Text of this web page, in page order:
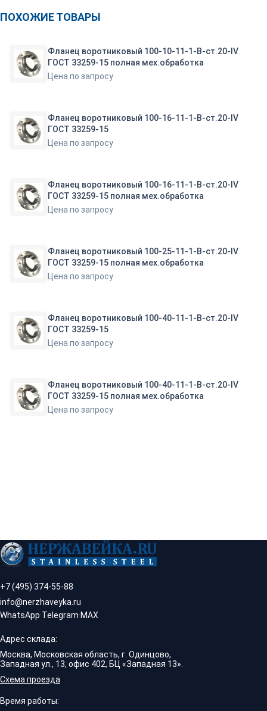
ПОХОЖИЕ ТОВАРЫ
Фланец воротниковый 100-10-11-1-B-ст.20-IV
ГОСТ 33259-15 полная мех.обработка
Цена по запросу
Фланец воротниковый 100-16-11-1-B-ст.20-IV
ГОСТ 33259-15
Цена по запросу
Фланец воротниковый 100-16-11-1-B-ст.20-IV
ГОСТ 33259-15 полная мех.обработка
Цена по запросу
Фланец воротниковый 100-25-11-1-B-ст.20-IV
ГОСТ 33259-15 полная мех.обработка
Цена по запросу
Фланец воротниковый 100-40-11-1-B-ст.20-IV
ГОСТ 33259-15
Цена по запросу
Фланец воротниковый 100-40-11-1-B-ст.20-IV
ГОСТ 33259-15 полная мех.обработка
Цена по запросу
+7 (495) 374-55-88
info@nerzhaveyka.ru
WhatsApp·Telegram·MAX
Адрес склада:
Москва, Московская область, г. Одинцово,
Западная ул., 13, офис 402, БЦ «Западная 13».
Схема проезда
Время работы: